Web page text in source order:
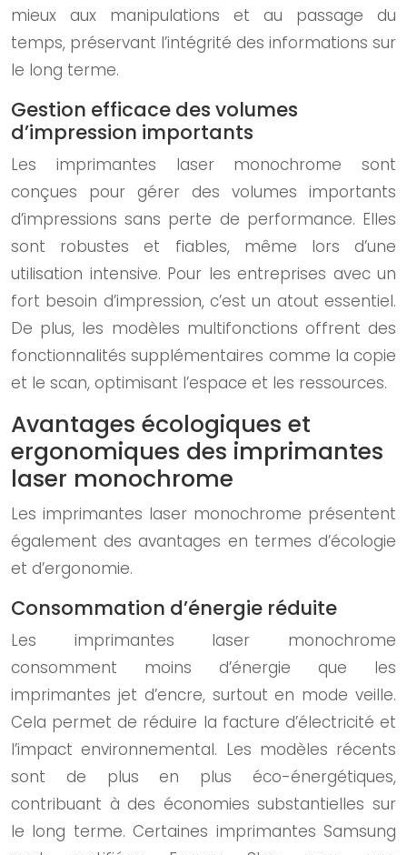
mieux aux manipulations et au passage du
temps, préservant l’intégrité des informations sur
le long terme.
Gestion efficace des volumes
d’impression importants
Les imprimantes laser monochrome sont
conçues pour gérer des volumes importants
d’impressions sans perte de performance. Elles
sont robustes et fiables, même lors d’une
utilisation intensive. Pour les entreprises avec un
fort besoin d’impression, c’est un atout essentiel.
De plus, les modèles multifonctions offrent des
fonctionnalités supplémentaires comme la copie
et le scan, optimisant l’espace et les ressources.
Avantages écologiques et
ergonomiques des imprimantes
laser monochrome
Les imprimantes laser monochrome présentent
également des avantages en termes d’écologie
et d’ergonomie.
Consommation d’énergie réduite
Les imprimantes laser monochrome
consomment moins d’énergie que les
imprimantes jet d’encre, surtout en mode veille.
Cela permet de réduire la facture d’électricité et
l’impact environnemental. Les modèles récents
sont de plus en plus éco-énergétiques,
contribuant à des économies substantielles sur
le long terme. Certaines imprimantes Samsung